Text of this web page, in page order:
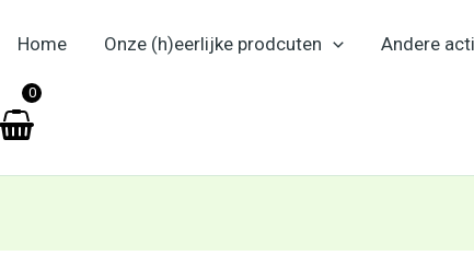
Home Onze (h)eerlijke prodcuten Andere
0